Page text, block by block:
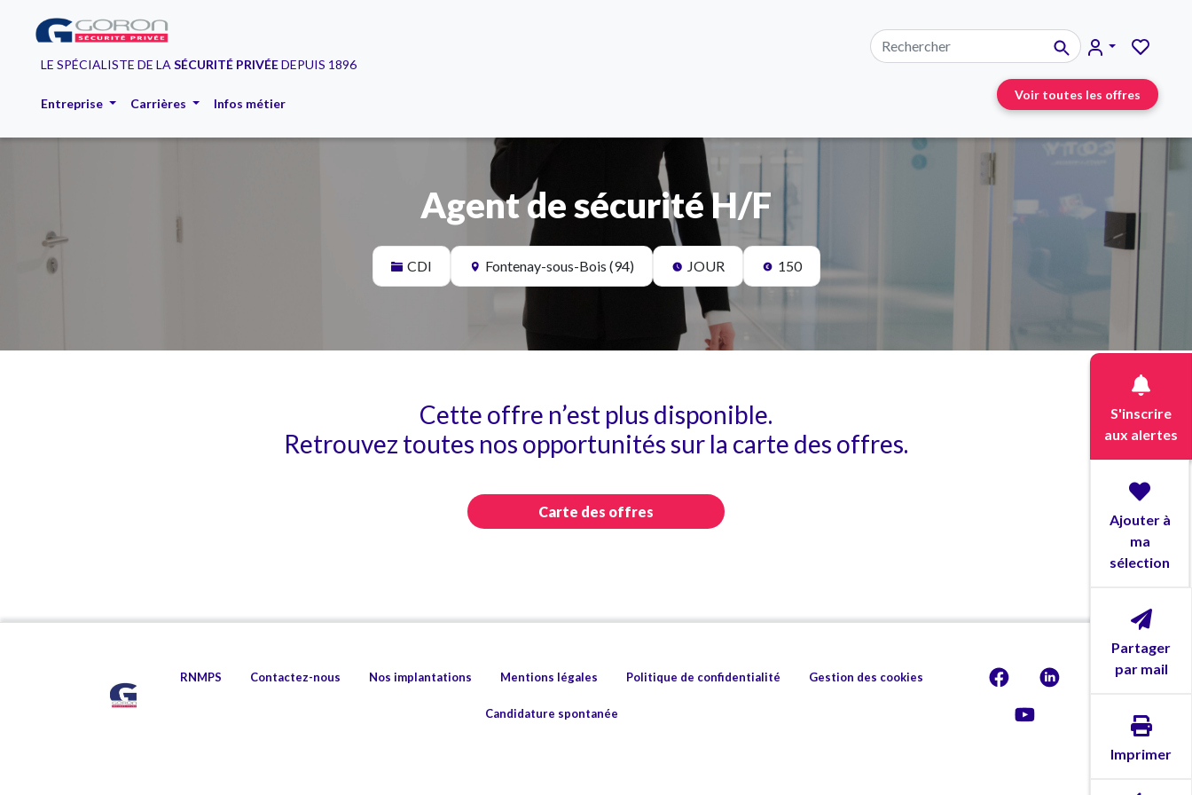
LE SPÉCIALISTE DE LA SÉCURITÉ PRIVÉEDEPUIS 1896
Entreprise Carrières Infos métier
Voir toutes les offres
S'inscrire
aux alertes
Ajouter à
ma
sélection
Partager
par mail
Imprimer
Agent de sécurité H/F
CDI Fontenay-sous-Bois (94) JOUR 150
Cette offre n’est plus disponible.
Retrouvez toutes nos opportunités sur la carte des offres.
Carte des offres
RNMPS Contactez-nous Nos implantations Mentions légales Politique de confidentialité Gestion des cookies
Candidature spontanée